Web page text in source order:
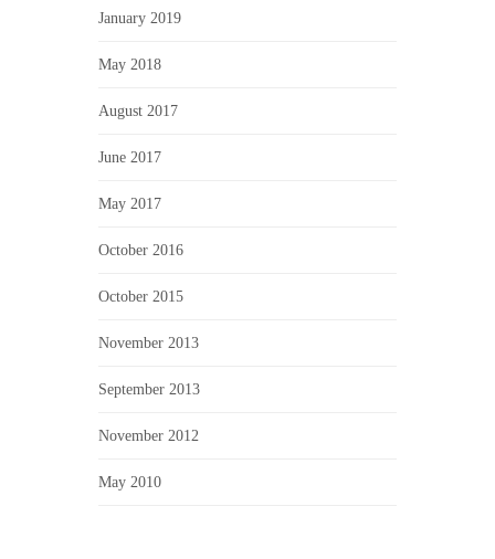
January 2019
May 2018
August 2017
June 2017
May 2017
October 2016
October 2015
November 2013
September 2013
November 2012
May 2010